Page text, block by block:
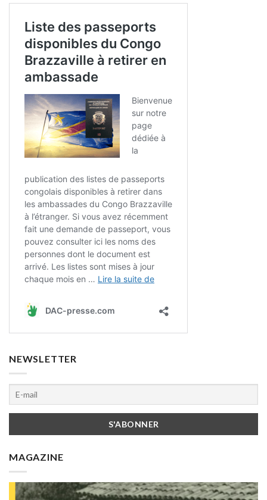
NEWSLETTER
MAGAZINE